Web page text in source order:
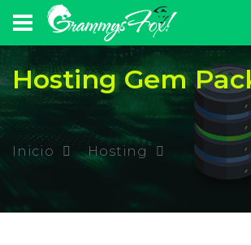
Hosting Gem
Inicio Hosting